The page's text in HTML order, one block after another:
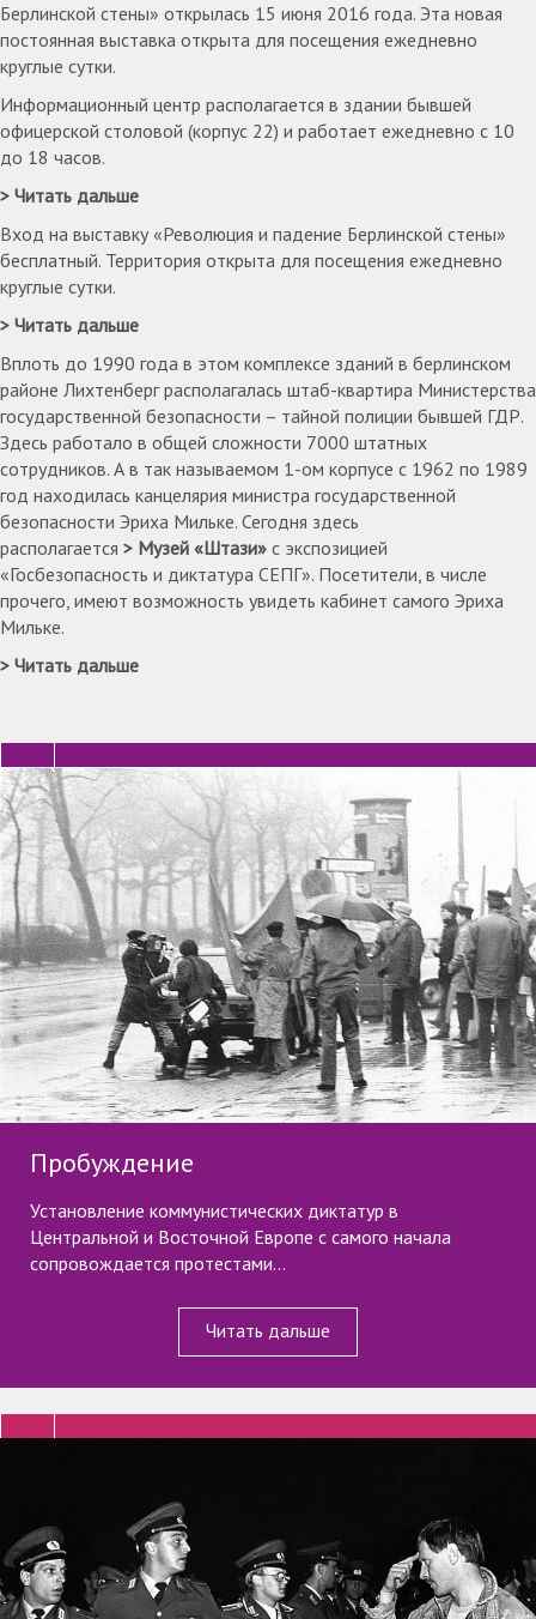
Берлинской стены» открылась 15 июня 2016 года. Эта новая
постоянная выставка открыта для посещения ежедневно
круглые сутки.
Информационный центр располагается в здании бывшей
офицерской столовой (корпус 22) и работает ежедневно с 10
до 18 часов.
Читать дальше
Вход на выставку «Революция и падение Берлинской стены»
бесплатный. Территория открыта для посещения ежедневно
круглые сутки.
Читать дальше
Вплоть до 1990 года в этом комплексе зданий в берлинском
районе Лихтенберг располагалась штаб-квартира Министерства
государственной безопасности – тайной полиции бывшей ГДР.
Здесь работало в общей сложности 7000 штатных
сотрудников. А в так называемом 1-ом корпусе с 1962 по 1989
год находилась канцелярия министра государственной
безопасности Эриха Мильке. Сегодня здесь
располагается
Музей «Штази» с экспозицией
«Госбезопасность и диктатура СЕПГ». Посетители, в числе
прочего, имеют возможность увидеть кабинет самого Эриха
Мильке.
Читать дальше
Пробуждение
Установление коммунистических диктатур в
Центральной и Восточной Европе с самого начала
сопровождается протестами...
Читать дальше